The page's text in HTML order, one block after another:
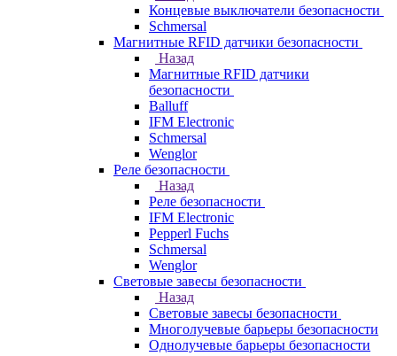
Концевые выключатели безопасности
Schmersal
Магнитные RFID датчики безопасности
Назад
Магнитные RFID датчики
безопасности
Balluff
IFM Electronic
Schmersal
Wenglor
Реле безопасности
Назад
Реле безопасности
IFM Electronic
Pepperl Fuchs
Schmersal
Wenglor
Световые завесы безопасности
Назад
Световые завесы безопасности
Многолучевые барьеры безопасности
Однолучевые барьеры безопасности